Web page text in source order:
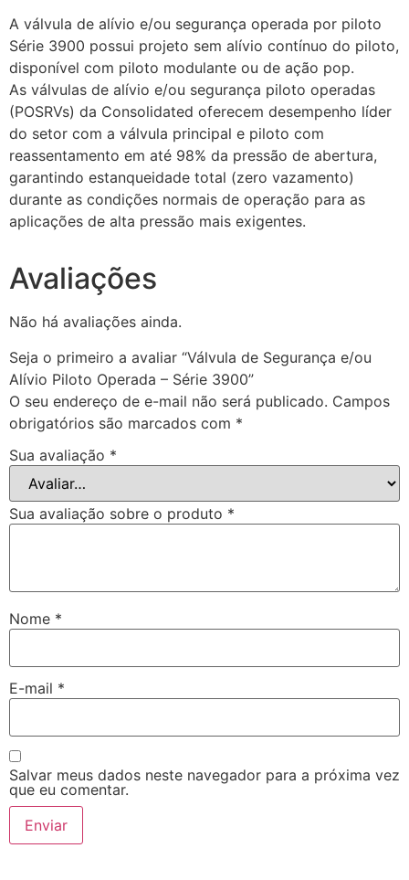
A válvula de alívio e/ou segurança operada por piloto
Série 3900 possui projeto sem alívio contínuo do piloto,
disponível com piloto modulante ou de ação pop.
As válvulas de alívio e/ou segurança piloto operadas
(POSRVs) da Consolidated oferecem desempenho líder
do setor com a válvula principal e piloto com
reassentamento em até 98% da pressão de abertura,
garantindo estanqueidade total (zero vazamento)
durante as condições normais de operação para as
aplicações de alta pressão mais exigentes.
Avaliações
Não há avaliações ainda.
Seja o primeiro a avaliar “Válvula de Segurança e/ou
Alívio Piloto Operada – Série 3900”
O seu endereço de e-mail não será publicado. Campos
obrigatórios são marcados com *
Sua avaliação *
Sua avaliação sobre o produto *
Nome *
E-mail *
Salvar meus dados neste navegador para a próxima vez
que eu comentar.